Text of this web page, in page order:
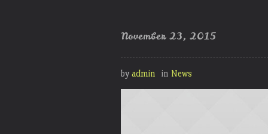
November 23, 2015
by admin in News